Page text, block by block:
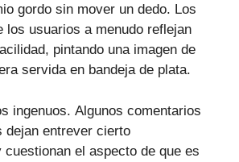
gordo sin mover un dedo. Los
los usuarios a menudo reflejan
pintando una imagen de
servida en bandeja de plata.
ingenuos. Algunos comentarios
dejan entrever cierto
el aspecto de que es